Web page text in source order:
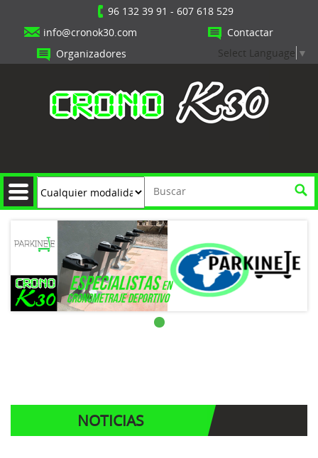
96 132 39 91 - 607 618 529
info@cronok30.com
Contactar
Organizadores
Select Language ▼
NOTICIAS